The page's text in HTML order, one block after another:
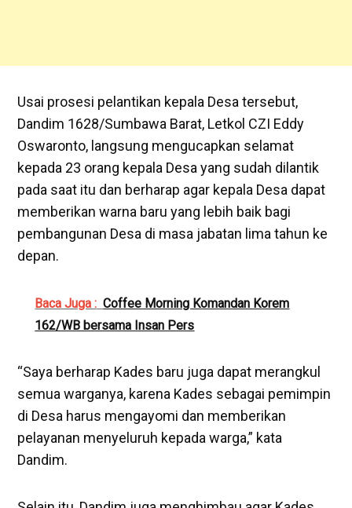
Usai prosesi pelantikan kepala Desa tersebut,
Dandim 1628/Sumbawa Barat, Letkol CZI Eddy
Oswaronto, langsung mengucapkan selamat
kepada 23 orang kepala Desa yang sudah dilantik
pada saat itu dan berharap agar kepala Desa dapat
memberikan warna baru yang lebih baik bagi
pembangunan Desa di masa jabatan lima tahun ke
depan.
Baca Juga : Coffee Morning Komandan Korem
162/WB bersama Insan Pers
“Saya berharap Kades baru juga dapat merangkul
semua warganya, karena Kades sebagai pemimpin
di Desa harus mengayomi dan memberikan
pelayanan menyeluruh kepada warga,” kata
Dandim.